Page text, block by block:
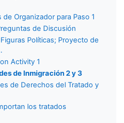
de Organizador para Paso 1
de Discusión
Políticas; Proyecto de
Activity 1
de Inmigración 2 y 3
de Derechos del Tratado y
los tratados